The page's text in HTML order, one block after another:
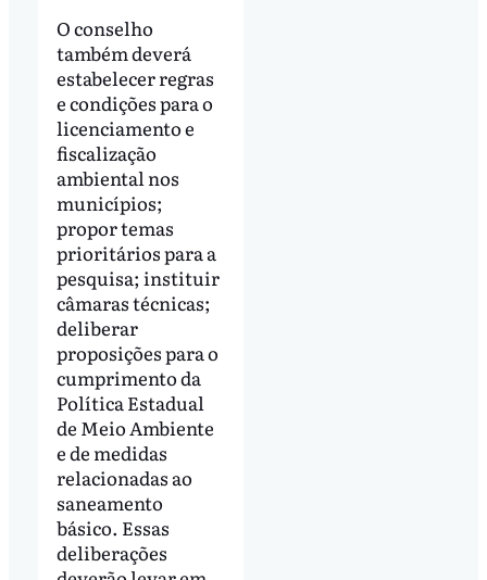
O conselho
também deverá
estabelecer regras
e condições para o
licenciamento e
fiscalização
ambiental nos
municípios;
propor temas
prioritários para a
pesquisa; instituir
câmaras técnicas;
deliberar
proposições para o
cumprimento da
Política Estadual
de Meio Ambiente
e de medidas
relacionadas ao
saneamento
básico. Essas
deliberações